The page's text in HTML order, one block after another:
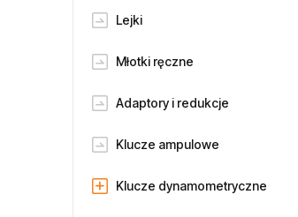
Lejki
Młotki ręczne
Adaptory i redukcje
Klucze ampulowe
Klucze dynamometryczne